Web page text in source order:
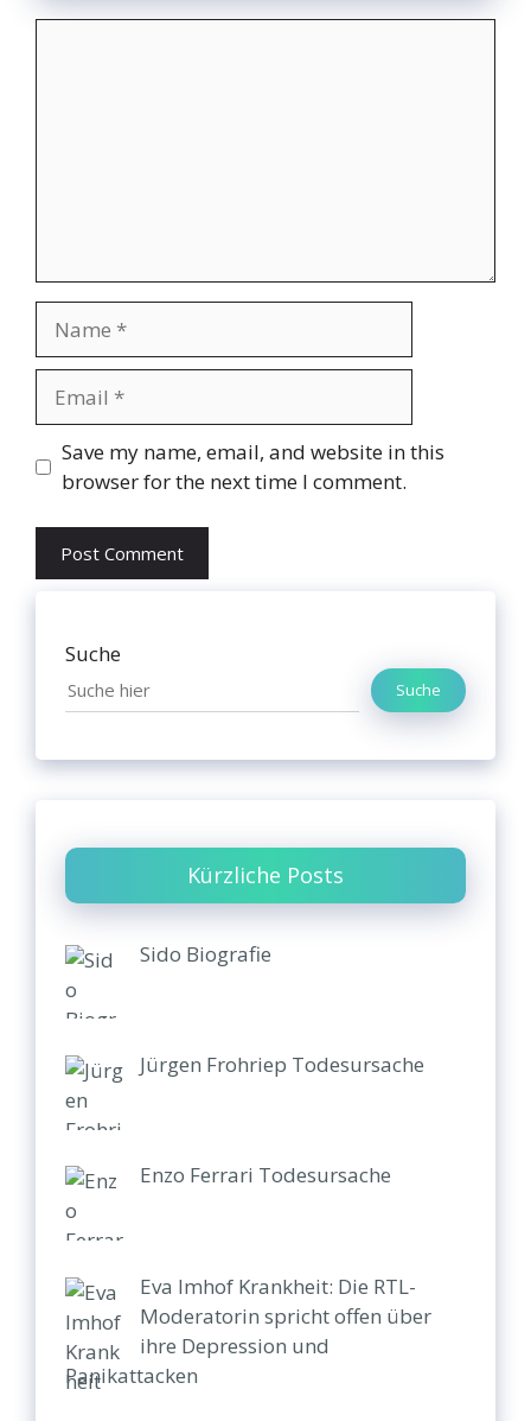
Website
Save my name, email, and website in this
browser for the next time I comment.
Suche
Suche
Kürzliche Posts
Sido Biografie
Jürgen Frohriep Todesursache
Enzo Ferrari Todesursache
Eva Imhof Krankheit: Die RTL-
Moderatorin spricht offen über
ihre Depression und
Panikattacken